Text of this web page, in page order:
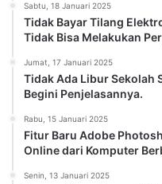
Sabtu, 18 Januari 2025
Tidak Bayar Tilang
Tidak Bisa Melakukan
Jumat, 17 Januari 2025
Tidak Ada Libur Sekolah
Begini Penjelasannya.
Rabu, 15 Januari 2025
Fitur Baru Adobe
Online dari Komputer
Senin, 13 Januari 2025